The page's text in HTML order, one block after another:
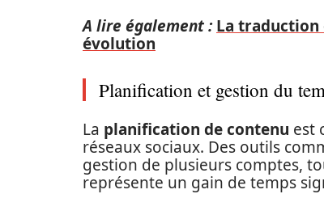
A lire également : La traduction
évolution
Planification et gestion du
La planification de contenu est
réseaux sociaux. Des outils
gestion de plusieurs comptes,
représente un gain de temps